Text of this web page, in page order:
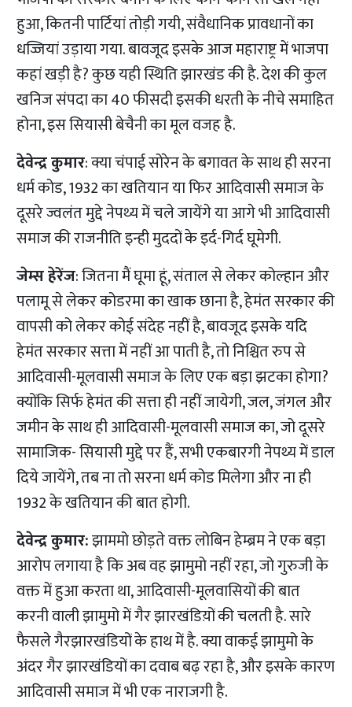
हुआ, कितनी पार्टियां तोड़ी गयी, संवैधानिक प्रावधानों का
धज्जियां उड़ाया गया. बावजूद इसके आज महाराष्ट्र में भाजपा
कहां खड़ी है? कुछ यही स्थिति झारखंड की है. देश की कुल
खनिज संपदा का 40 फीसदी इसकी धरती के नीचे समाहित
होना, इस सियासी बेचैनी का मूल वजह है.
देवेन्द्र कुमार: क्या चंपाई सोरेन के बगावत के साथ ही सरना
धर्म कोड, 1932 का खतियान या फिर आदिवासी समाज के
दूसरे ज्वलंत मुद्दे नेपथ्य में चले जायेंगे या आगे भी आदिवासी
समाज की राजनीति इन्ही मुददों के इर्द-गिर्द घूमेगी.
जेम्स हेरेंज: जितना मैं घूमा हूं, संताल से लेकर कोल्हान और
पलामू से लेकर कोडरमा का खाक छाना है, हेमंत सरकार की
वापसी को लेकर कोई संदेह नहीं है, बावजूद इसके यदि
हेमंत सरकार सत्ता में नहीं आ पाती है, तो निश्चित रुप से
आदिवासी-मूलवासी समाज के लिए एक बड़ा झटका होगा?
क्योंकि सिर्फ हेमंत की सत्ता ही नहीं जायेगी, जल, जंगल और
जमीन के साथ ही आदिवासी-मूलवासी समाज का, जो दूसरे
सामाजिक- सियासी मुद्दे पर हैं, सभी एकबारगी नेपथ्य में डाल
दिये जायेंगे, तब ना तो सरना धर्म कोड मिलेगा और ना ही
1932 के खतियान की बात होगी.
देवेन्द्र कुमार:झाममो छोड़ते वक्त लोबिन हेम्ब्रम ने एक बड़ा
आरोप लगाया है कि अब वह झामुमो नहीं रहा, जो गुरुजी के
वक्त में हुआ करता था, आदिवासी-मूलवासियों की बात
करनी वाली झामुमो में गैर झारखंडिय़ों की चलती है. सारे
फैसले गैरझारखंडियों के हाथ में है. क्या वाकई झामुमो के
अंदर गैर झारखंडियों का दवाब बढ़ रहा है, और इसके कारण
आदिवासी समाज में भी एक नाराजगी है.